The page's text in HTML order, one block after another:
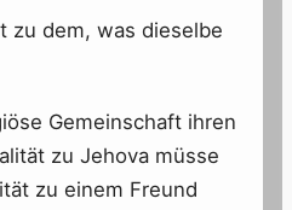
zu dem, was dieselbe
Gemeinschaft ihren
zu Jehova müsse
zu einem Freund